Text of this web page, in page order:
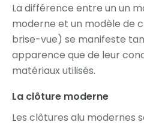
La différence entre un un
moderne et un modèle de
brise-vue) se manifeste
apparence que de leur
matériaux utilisés.
La clôture moderne
Les clôtures alu modernes